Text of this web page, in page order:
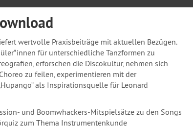
wertvolle Praxisbeiträge mit aktuellen Bezügen.
für unterschiedliche Tanzformen zu
erforschen die Discokultur, nehmen sich
zu feilen, experimentieren mit der
als Inspirationsquelle für Leonard
und Boomwhackers-Mitspielsätze zu den Songs
zum Thema Instrumentenkunde